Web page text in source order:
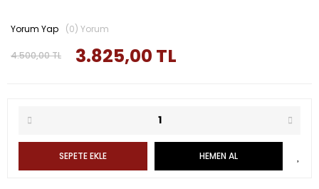
4.500,00 TL 3.825,00 TL
Yorum Yap (0) Yorum
SEPETE EKLE HEMEN AL